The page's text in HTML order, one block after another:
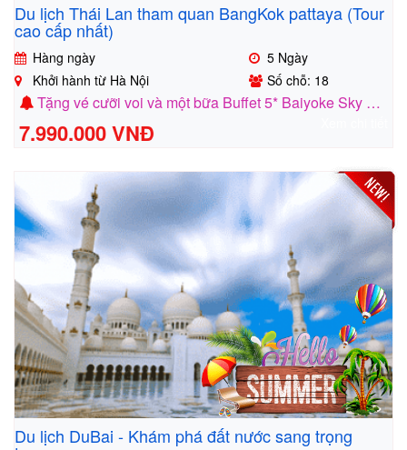
Du lịch Thái Lan tham quan BangKok pattaya (Tour
cao cấp nhất)
Hàng ngày
5 Ngày
Khởi hành từ Hà Nội
Số chỗ: 18
Tặng vé cưỡi voi và một bữa Buffet 5* Baiyoke Sky 86 tầng
7.990.000 VNĐ
Du lịch DuBai - Khám phá đất nước sang trọng